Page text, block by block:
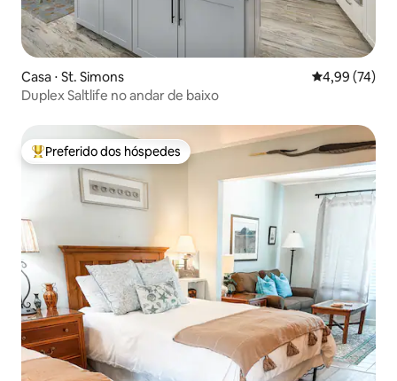
Casa ⋅ St. Simons 4,99 de uma
4,99 (74)
Duplex Saltlife no andar de baixo
Entre os melhores preferidos dos hóspedes
Preferido dos hóspedes